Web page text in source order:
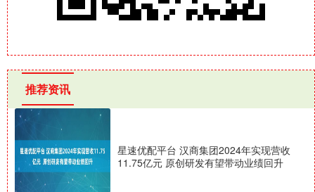
推荐资讯
星速优配平台 汉商集团2024年实现营收
11.75亿元 原创研发有望带动业绩回升